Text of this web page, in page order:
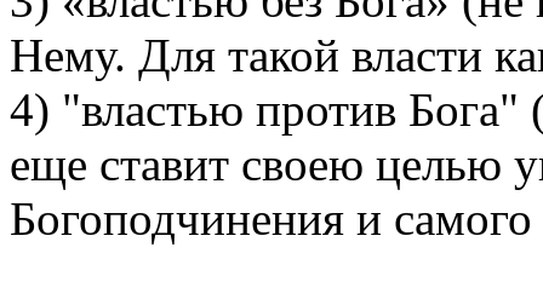
Нему. Для такой власти
4) "властью против Бога"
еще ставит своею целью
Богоподчинения и